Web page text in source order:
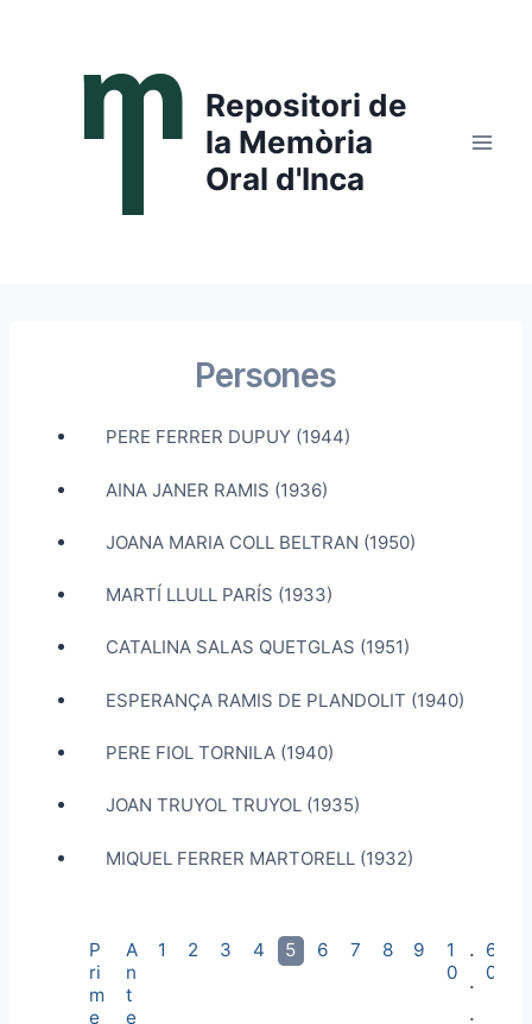
contenido
Repositori de
la Memòria
Oral d'Inca
Persones
PERE FERRER DUPUY (1944)
AINA JANER RAMIS (1936)
JOANA MARIA COLL BELTRAN (1950)
MARTÍ LLULL PARÍS (1933)
CATALINA SALAS QUETGLAS (1951)
ESPERANÇA RAMIS DE PLANDOLIT (1940)
PERE FIOL TORNILA (1940)
JOAN TRUYOL TRUYOL (1935)
MIQUEL FERRER MARTORELL (1932)
P
ri
m
e
A
n
t
e
1 2 3 4 5 6 7 8 9
1
0
.
.
.
6
0